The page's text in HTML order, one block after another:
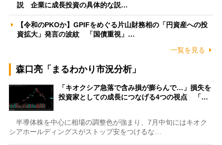
説 企業に成長投資の具体的な説…
【令和のPKOか】GPIFをめぐる片山財務相の「円資産への投
資拡大」発言の波紋 「国債重視」…
一覧を見る
森口亮「まるわかり市況分析」
「キオクシア急落で含み損が膨らんで…」損失を
投資家としての成長につなげる4つの視点 「…
半導体株を中心に相場の調整色が強まり、7月中旬にはキオク
シアホールディングスがストップ安をつけるな…